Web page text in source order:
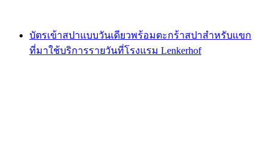
บัตรเข้าสปาแบบวันเดียวพร้อมตะกร้าสปาสำหรับแขก
ที่มาใช้บริการรายวันที่โรงแรม Lenkerhof